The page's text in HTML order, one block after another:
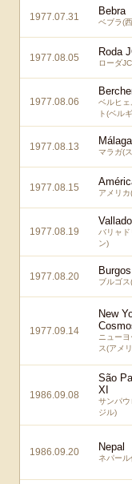
1977.07.31 Bebra
ベブラ(
1977.08.05 Roda
ローダ
1977.08.06
ベルヒ
ト(ベル
1977.08.13 Málaga
マラガ(
1977.08.15 アメリ
1977.08.19
バリャド
ン)
1977.08.20 ブルゴ
1977.09.14
New
ニュー
ス(アメ
1986.09.08
São
XI
サンパウ
ジル)
1986.09.20 Nepal
ネパー